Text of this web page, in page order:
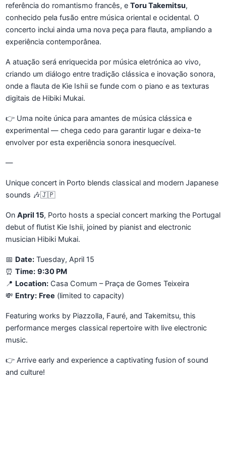
referência do romantismo francês, e Toru Takemitsu,
conhecido pela fusão entre música oriental e ocidental. O
concerto inclui ainda uma nova peça para flauta, ampliando a
experiência contemporânea.
A atuação será enriquecida por música eletrónica ao vivo,
criando um diálogo entre tradição clássica e inovação sonora,
onde a flauta de Kie Ishii se funde com o piano e as texturas
digitais de Hibiki Mukai.
👉 Uma noite única para amantes de música clássica e
experimental — chega cedo para garantir lugar e deixa-te
envolver por esta experiência sonora inesquecível.
—
Unique concert in Porto blends classical and modern Japanese
sounds 🎶🇯🇵
On April 15, Porto hosts a special concert marking the Portugal
debut of flutist Kie Ishii, joined by pianist and electronic
musician Hibiki Mukai.
📅 Date: Tuesday, April 15
⏰ Time: 9:30 PM
📍 Location: Casa Comum – Praça de Gomes Teixeira
💸 Entry: Free (limited to capacity)
Featuring works by Piazzolla, Fauré, and Takemitsu, this
performance merges classical repertoire with live electronic
music.
👉 Arrive early and experience a captivating fusion of sound
and culture!